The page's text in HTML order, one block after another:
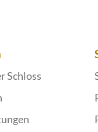
Schloss